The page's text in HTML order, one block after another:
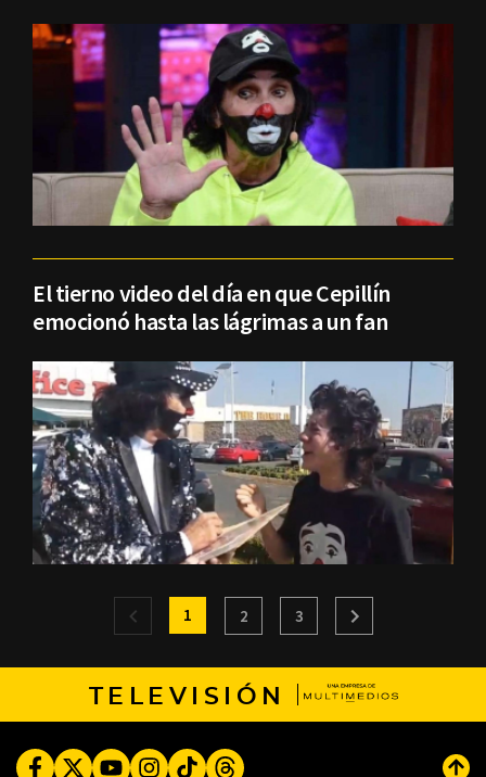
El tierno video del día en que Cepillín
emocionó hasta las lágrimas a un fan
1 2 3
TELEVISIÓN
FacebookTwitterYoutubeInstagram
TikTokThreads